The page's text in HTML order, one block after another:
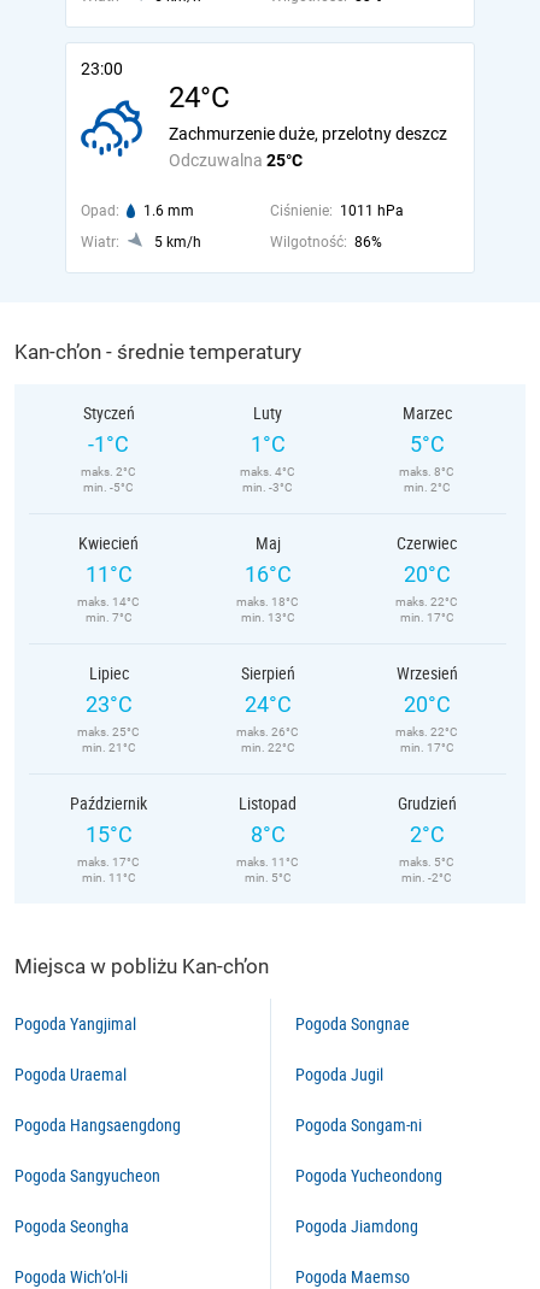
23:00
24°C
Odczuwalna 25°C
Zachmurzenie duże, przelotny deszcz
Opad: 1.6 mm Ciśnienie: 1011 hPa
Wiatr:
5 km/h Wilgotność: 86%
Kan-ch’on - średnie temperatury
Styczeń
-1°C
maks. 2°C
min. -5°C
Luty
1°C
maks. 4°C
min. -3°C
Marzec
5°C
maks. 8°C
min. 2°C
Kwiecień
11°C
maks. 14°C
min. 7°C
Maj
16°C
maks. 18°C
min. 13°C
Czerwiec
20°C
maks. 22°C
min. 17°C
Lipiec
23°C
maks. 25°C
min. 21°C
Sierpień
24°C
maks. 26°C
min. 22°C
Wrzesień
20°C
maks. 22°C
min. 17°C
Październik
15°C
maks. 17°C
min. 11°C
Listopad
8°C
maks. 11°C
min. 5°C
Grudzień
2°C
maks. 5°C
min. -2°C
Miejsca w pobliżu Kan-ch’on
Pogoda Yangjimal
Pogoda Uraemal
Pogoda Hangsaengdong
Pogoda Sangyucheon
Pogoda Seongha
Pogoda Wich’ol-li
Pogoda Songnae
Pogoda Jugil
Pogoda Songam-ni
Pogoda Yucheondong
Pogoda Jiamdong
Pogoda Maemso